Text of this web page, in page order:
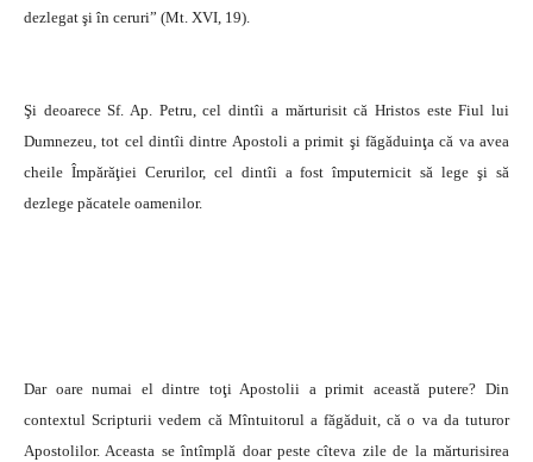
dezlegat şi în ceruri” (Mt. XVI, 19).
Şi deoarece Sf. Ap. Petru, cel dintîi a mărturisit că Hristos este Fiul lui
Dumnezeu, tot cel dintîi dintre Apostoli a primit şi făgăduinţa că va avea
cheile Împărăţiei Cerurilor, cel dintîi a fost împuternicit să lege şi să
dezlege păcatele oamenilor.
Dar oare numai el dintre toţi Apostolii a primit această putere? Din
contextul Scripturii vedem că Mîntuitorul a făgăduit, că o va da tuturor
Apostolilor. Aceasta se întîmplă doar peste cîteva zile de la mărturisirea